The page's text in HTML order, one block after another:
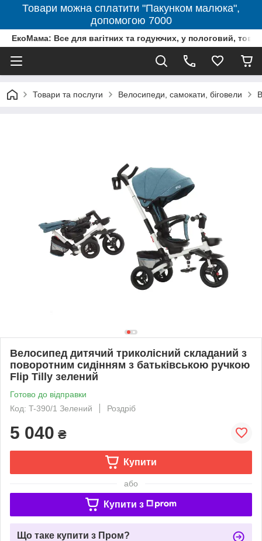
Товари можна сплатити "Пакунком малюка",
допомогою 7000
ЕкоМама: Все для вагітних та годуючих, у пологовий,
Товари та послуги Велосипеди, самокати, біговели
Велосипед дитячий триколісний складаний з
поворотним сидінням з батьківською ручкою
Flip Tilly зелений
Готово до відправки
Код: T-390/1 Зелений
Роздріб
5 040 ₴
Купити
або
Купити з
Що таке купити з Пром?